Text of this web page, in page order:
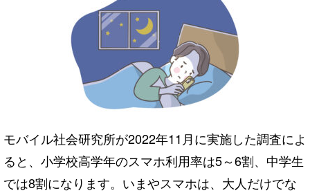
モバイル社会研究所が2022年11月に実施した調査によ
ると、小学校高学年のスマホ利用率は5～6割、中学生
では8割になります。いまやスマホは、大人だけでな